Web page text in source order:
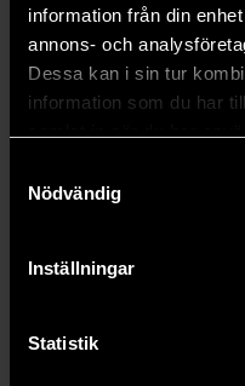
information från din
annons- och
Dessa kan i sin tur
information som du har
Nödvändig
Inställningar
Statistik
399 kr
Längre leveranstid